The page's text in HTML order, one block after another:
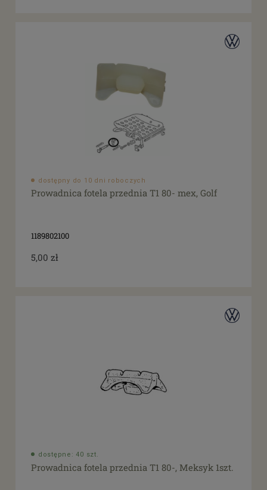
dostępny do 10 dni roboczych
Prowadnica fotela przednia T1 80- mex, Golf
1189802100
5,00 zł
dostępne: 40 szt.
Prowadnica fotela przednia T1 80-, Meksyk 1szt.